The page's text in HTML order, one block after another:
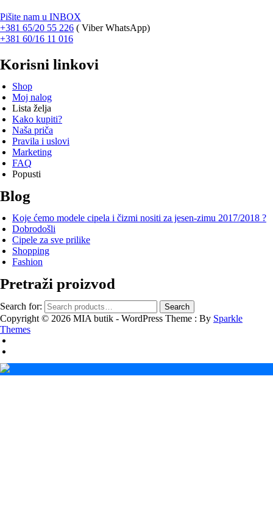
Pišite nam u INBOX
+381 65/20 55 226 ( Viber WhatsApp)
+381 60/16 11 016
Korisni linkovi
Shop
Moj nalog
Lista želja
Kako kupiti?
Naša priča
Pravila i uslovi
Marketing
FAQ
Popusti
Blog
Koje ćemo modele cipela i čizmi nositi za jesen-zimu 2017/2018 ?
Dobrodošli
Cipele za sve prilike
Shopping
Fashion
Pretraži proizvod
Search for: Search
Copyright © 2026 MIA butik - WordPress Theme : By Sparkle
Themes